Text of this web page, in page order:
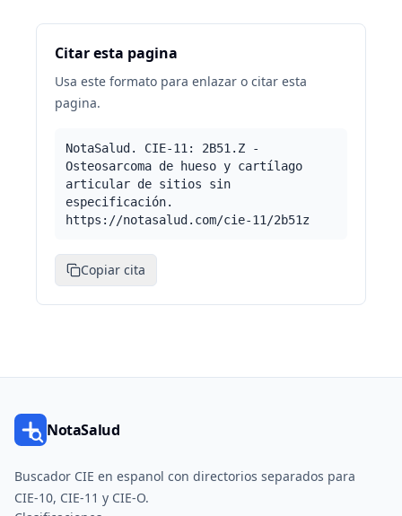
Citar esta pagina
Usa este formato para enlazar o citar esta
pagina.
NotaSalud. CIE-11: 2B51.Z -
Osteosarcoma de hueso y cartílago
articular de sitios sin
especificación.
https://notasalud.com/cie-11/2b51z
Copiar cita
NotaSalud
Buscador CIE en espanol con directorios separados para
CIE-10, CIE-11 y CIE-O.